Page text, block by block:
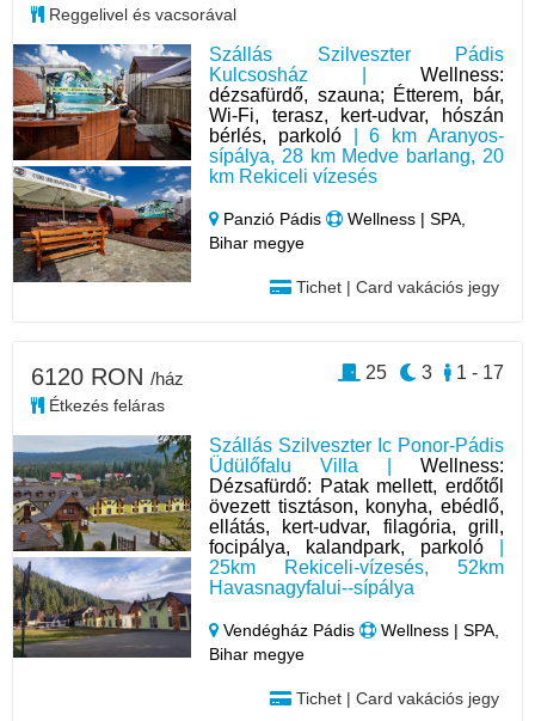
Szállás Szilveszter Pádis
Kulcsosház | Wellness:
dézsafürdő, szauna; Étterem, bár,
Wi-Fi, terasz, kert-udvar, hószán
bérlés, parkoló| 6 km Aranyos-
sípálya, 28 km Medve barlang, 20
km Rekiceli vízesés
Panzió Pádis
Wellness | SPA,
Bihar megye
Tichet | Card vakációs jegy
Reggelivel és vacsorával
Szállás Szilveszter Ic Ponor-Pádis
Üdülőfalu Villa | Wellness:
Dézsafürdő: Patak mellett, erdőtől
övezett tisztáson, konyha, ebédlő,
ellátás, kert-udvar, filagória, grill,
focipálya, kalandpark, parkoló
25km Rekiceli-vízesés, 52km
Havasnagyfalui--sípálya
Vendégház Pádis
Wellness | SPA,
Bihar megye
Tichet | Card vakációs jegy
6120 RON /ház
Étkezés feláras
1 - 17
3
25